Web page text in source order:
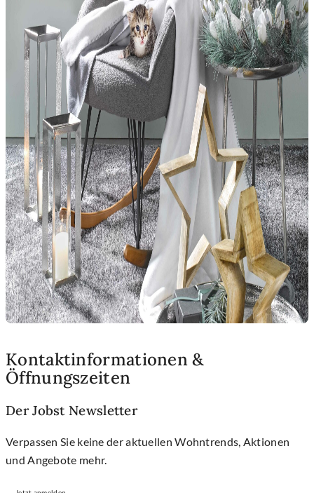
Kontaktinformationen &
Öffnungszeiten
Der Jobst Newsletter
Verpassen Sie keine der aktuellen Wohntrends, Aktionen
und Angebote mehr.